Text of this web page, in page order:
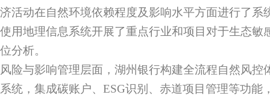
济活动在自然环境依赖程度及影响水平方面进行了系
使用地理信息系统开展了重点行业和项目对于生态敏
位分析。
风险与影响管理层面，湖州银行构建全流程自然风控
系统，集成碳账户、ESG识别、赤道项目管理等功能